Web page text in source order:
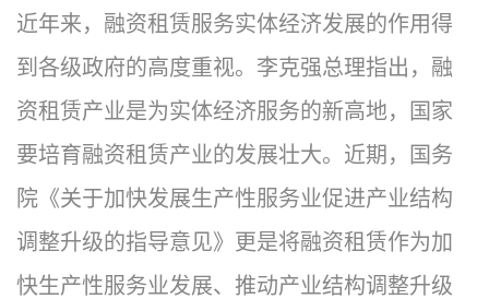
近年来，融资租赁服务实体经济发展的作用得
到各级政府的高度重视。李克强总理指出，融
资租赁产业是为实体经济服务的新高地，国家
要培育融资租赁产业的发展壮大。近期，国务
院《关于加快发展生产性服务业促进产业结构
调整升级的指导意见》更是将融资租赁作为加
快生产性服务业发展、推动产业结构调整升级